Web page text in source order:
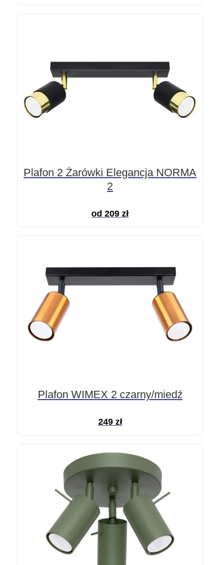
Plafon 2 Żarówki Elegancja NORMA
2
od 209 zł
Plafon WIMEX 2 czarny/miedź
249 zł